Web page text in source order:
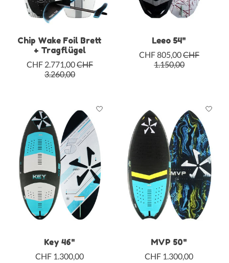
Chip Wake Foil Brett
+ Tragflügel
CHF 2.771,00CHF
3.260,00
Leeo 54"
CHF 805,00CHF
1.150,00
Key 46"
CHF 1.300,00
MVP 50"
CHF 1.300,00